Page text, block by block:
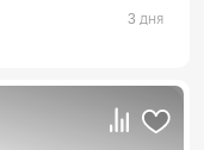
3 дня